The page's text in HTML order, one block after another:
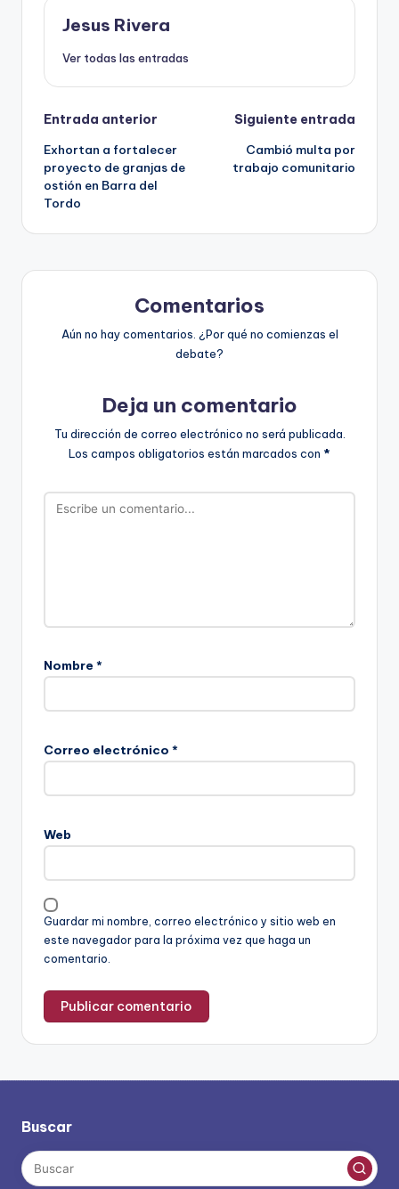
Jesus Rivera
Ver todas las entradas
Navegación
de
entradas
Entrada anterior
Exhortan a fortalecer
proyecto de granjas de
ostión en Barra del
Tordo
Siguiente entrada
Cambió multa por
trabajo comunitario
Comentarios
Aún no hay comentarios. ¿Por qué no comienzas el
debate?
Deja un comentario
Tu dirección de correo electrónico no será publicada.
Los campos obligatorios están marcados con *
Nombre *
Correo electrónico *
Web
Guardar mi nombre, correo electrónico y sitio web en
este navegador para la próxima vez que haga un
comentario.
Buscar